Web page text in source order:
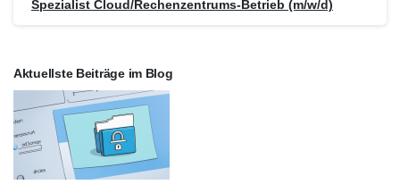
Spezialist Cloud/Rechenzentrums-Betrieb (m/w/d)
Aktuellste Beiträge im Blog